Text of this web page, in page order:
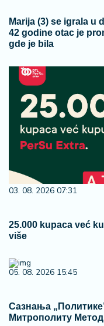
Marija (3) se igrala u
42 godine otac je
gde je bila
03. 08. 2026 07:31
25.000 kupaca već
više
05. 08. 2026 15:45
Сазнања
Митрополиту